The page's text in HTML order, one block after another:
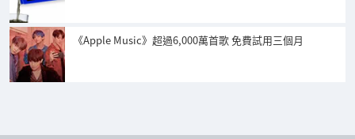
《Apple Music》超過6,000萬首歌 免費試用三個月